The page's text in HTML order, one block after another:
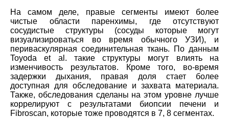
На самом деле, правые сегменты имеют более
чистые области паренхимы, где отсутствуют
сосудистые структуры (сосуды которые могут
визуализироваться во время обычного УЗИ), и
периваскулярная соединительная ткань. По данным
Toyoda et al. такие структуры могут влиять на
изменчивость результатов. Кроме того, во-время
задержки дыхания, правая доля стает более
доступная для обследование и захвата материала.
Также, обследования сделаны на этом уровне лучше
коррелируют с результатами биопсии печени и
Fibroscan, которые тоже проводятся в 7, 8 сегментах.